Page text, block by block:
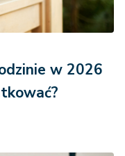
w 2026